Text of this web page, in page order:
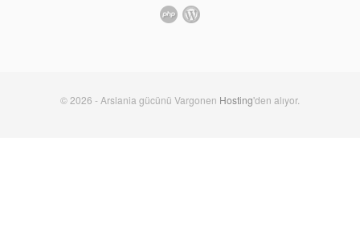
© 2026 - Arslania gücünü Vargonen Hosting'den alıyor.